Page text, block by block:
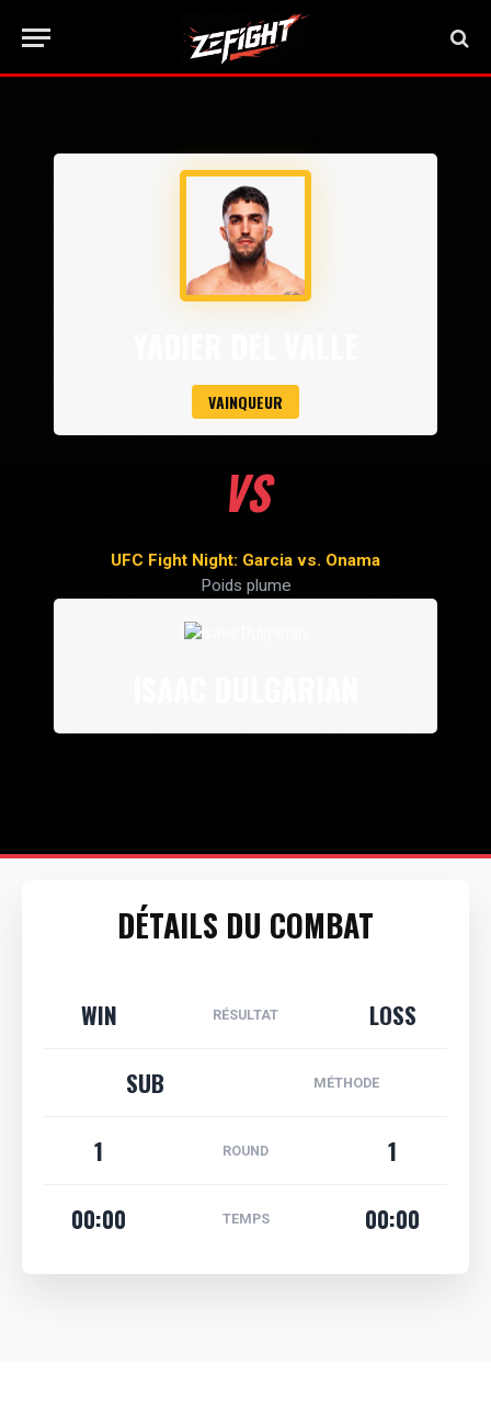
VAINQUEUR
VS
UFC Fight Night: Garcia vs. Onama
Poids plume
DÉTAILS DU COMBAT
WIN RÉSULTAT
LOSS
SUB
MÉTHODE
1 ROUND
1
00:00
TEMPS 00:00